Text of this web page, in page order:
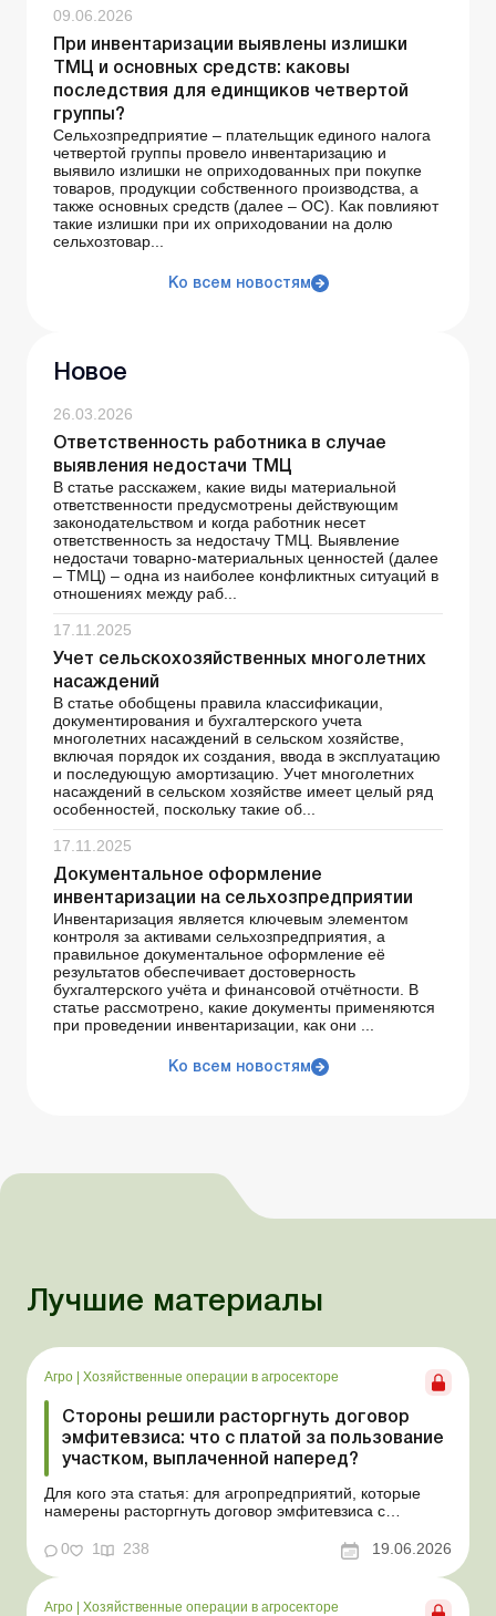
09.06.2026
При инвентаризации выявлены излишки
ТМЦ и основных средств: каковы
последствия для единщиков четвертой
группы?
Сельхозпредприятие – плательщик единого налога
четвертой группы провело инвентаризацию и
выявило излишки не оприходованных при покупке
товаров, продукции собственного производства, а
также основных средств (далее – ОС). Как повлияют
такие излишки при их оприходовании на долю
сельхозтовар...
Ко всем новостям
Новое
26.03.2026
Ответственность работника в случае
выявления недостачи ТМЦ
В статье расскажем, какие виды материальной
ответственности предусмотрены действующим
законодательством и когда работник несет
ответственность за недостачу ТМЦ. Выявление
недостачи товарно-материальных ценностей (далее
– ТМЦ) – одна из наиболее конфликтных ситуаций в
отношениях между раб...
17.11.2025
Учет сельскохозяйственных многолетних
насаждений
В статье обобщены правила классификации,
документирования и бухгалтерского учета
многолетних насаждений в сельском хозяйстве,
включая порядок их создания, ввода в эксплуатацию
и последующую амортизацию. Учет многолетних
насаждений в сельском хозяйстве имеет целый ряд
особенностей, поскольку такие об...
17.11.2025
Документальное оформление
инвентаризации на сельхозпредприятии
Инвентаризация является ключевым элементом
контроля за активами сельхозпредприятия, а
правильное документальное оформление её
результатов обеспечивает достоверность
бухгалтерского учёта и финансовой отчётности. В
статье рассмотрено, какие документы применяются
при проведении инвентаризации, как они ...
Ко всем новостям
Лучшие материалы
Агро Хозяйственные операции в агросекторе
Стороны решили расторгнуть договор
эмфитевзиса: что с платой за пользование
участком, выплаченной наперед?
Для кого эта статья: для агропредприятий, которые
намерены расторгнуть договор эмфитевзиса с
согласию. Усложним эту ситуацию тем, что плата за
пользование земельным участком была выплачена
собственнику наперед за несколько лет. В таком случае
перед эмфит...
0 1 238 19.06.2026
Агро | Хозяйственные операции в агросекторе